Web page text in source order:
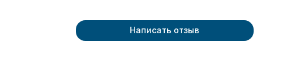
Написать отзыв